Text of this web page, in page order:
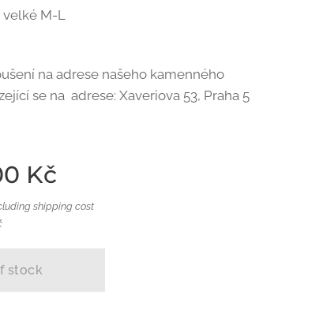
velké M-L
na adrese našeho kamenného
se na adrese: Xaveriova 53, Praha 5
Kč
shipping cost
stock